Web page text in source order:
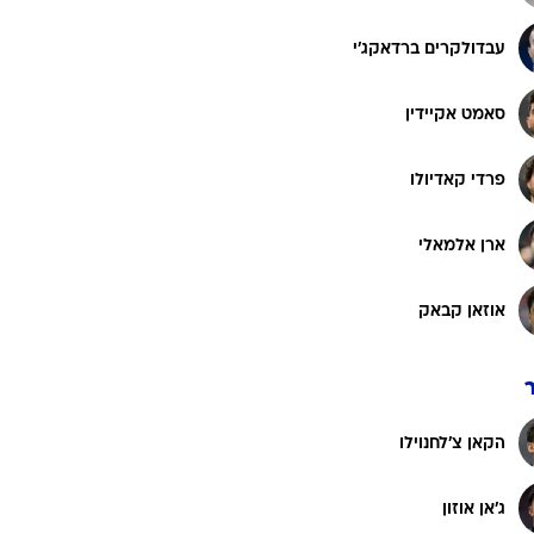
גולף
תקצירים
עבדולקרים ברדאקג'י
סאמט אקיידין
פרדי קאדיולו
ארן אלמאלי
אוזאן קבאק
הקאן צ'לחנוילו
ג'אן אוזון